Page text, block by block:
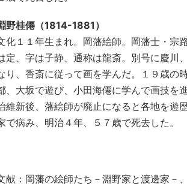
野桂僊（1814-1881）
化１１年生まれ。岡藩絵師。岡藩士・宗
定、字は子静、通称は龍斎。別号に慶川
り、香斎に従って画を学んだ。１９歳の
、大坂で遊び、小田海僊に学んで画技を
維新後、藩絵師が廃止になると各地を遊
で病み、明治４年、５７歳で死去した。
献：岡藩の絵師たち－淵野家と渡邊家－